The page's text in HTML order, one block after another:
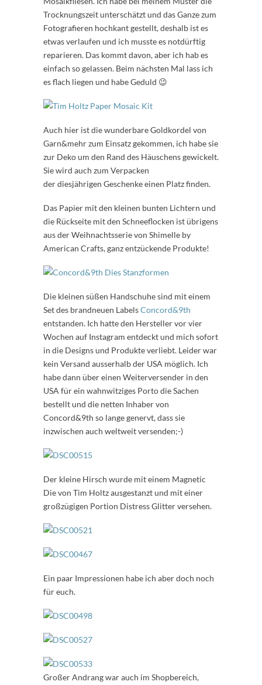
Trocknungszeit unterschätzt und das Ganze zum
Fotografieren hochkant gestellt, deshalb ist es
etwas verlaufen und ich musste es notdürftig
reparieren. Das kommt davon, aber ich hab es
einfach so gelassen. Beim nächsten Mal lass ich
es flach liegen und habe Geduld 😉
Auch hier ist die wunderbare Goldkordel von
Garn&mehr zum Einsatz gekommen, ich habe sie
zur Deko um den Rand des Häuschens gewickelt.
Sie wird auch zum Verpacken
der diesjährigen Geschenke einen Platz finden.
Das Papier mit den kleinen bunten Lichtern und
die Rückseite mit den Schneeflocken ist übrigens
aus der Weihnachtsserie von Shimelle by
American Crafts, ganz entzückende Produkte!
Die kleinen süßen Handschuhe sind mit einem
Set des brandneuen LabelsConcord&9th
entstanden. Ich hatte den Hersteller vor vier
Wochen auf Instagram entdeckt und mich sofort
in die Designs und Produkte verliebt. Leider war
kein Versand ausserhalb der USA möglich. Ich
habe dann über einen Weiterversender in den
USA für ein wahnwitziges Porto die Sachen
bestellt und die netten Inhaber von
Concord&9th so lange genervt, dass sie
inzwischen auch weltweit versenden;-)
Der kleine Hirsch wurde mit einem Magnetic
Die von Tim Holtz ausgestanzt und mit einer
großzügigen Portion Distress Glitter versehen.
Ein paar Impressionen habe ich aber doch noch
für euch.
Großer Andrang war auch im Shopbereich,